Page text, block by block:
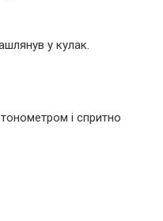
у кулак.
і спритно